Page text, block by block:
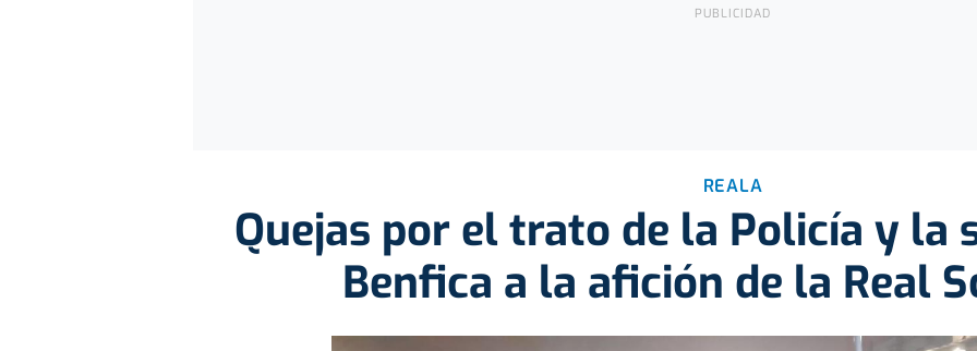
REALA
Quejas por el trato de la Policía y la
Benfica a la afición de la Real